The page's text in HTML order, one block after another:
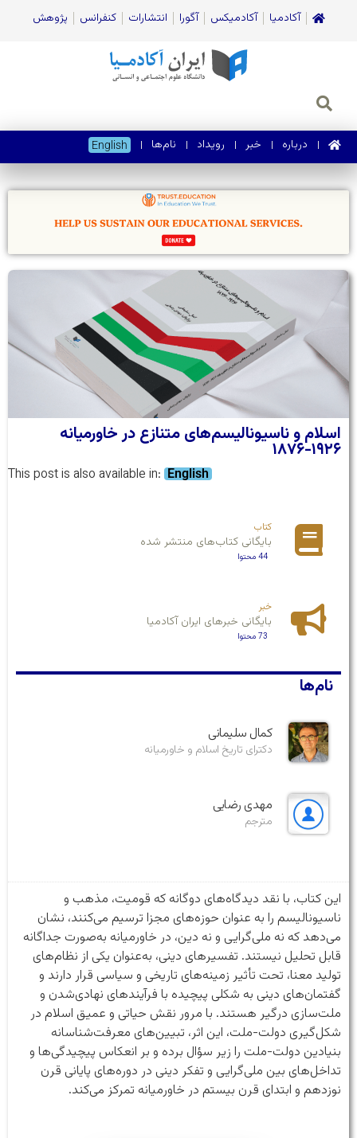
آکادمیا آکادمیکس آگورا انتشارات کنفرانس پژوهش
درباره خبر رویداد نام‌ها English
اسلام و ناسیونالیسم‌های متنازع در خاورمیانه
۱۹۲۶-۱۸۷۶
This post is also available in: English
کتاب
بایگانی کتاب‌های منتشر شده
44 محتوا
خبر
بایگانی خبرهای ایران آکادمیا
73 محتوا
نام‌ها
کمال سلیمانی
دکترای تاریخ اسلام و خاورمیانه
مهدی رضایی
مترجم
این کتاب، با نقد دیدگاه‌های دوگانه که قومیت، مذهب و
ناسیونالیسم را به عنوان حوزه‌های مجزا ترسیم می‌کنند، نشان‌
می‌دهد که نه ملی‌گرایی و نه دین، در خاورمیانه به‌صورت جداگانه
قابل تحلیل نیستند. تفسیرهای دینی، به‌عنوان یکی از نظام‌های
تولید معنا، تحت تأثیر زمینه‌های تاریخی و سیاسی قرار دارند و
گفتمان‌های دینی به شکلی پیچیده با فرآیندهای نهادی‌شدن و
ملت‌سازی درگیر هستند. با مرور نقش حیاتی و عمیق اسلام در
شکل‌گیری دولت-ملت، این اثر، تبیین‌های معرفت‌شناسانه
بنیادین دولت-ملت را زیر سؤال برده و بر انعکاس پیچیدگی‌ها و
تداخل‌های بین ملی‌گرایی و تفکر دینی در دوره‌های پایانی قرن
نوزدهم و ابتدای قرن بیستم در خاورمیانه تمرکز می‌کند.